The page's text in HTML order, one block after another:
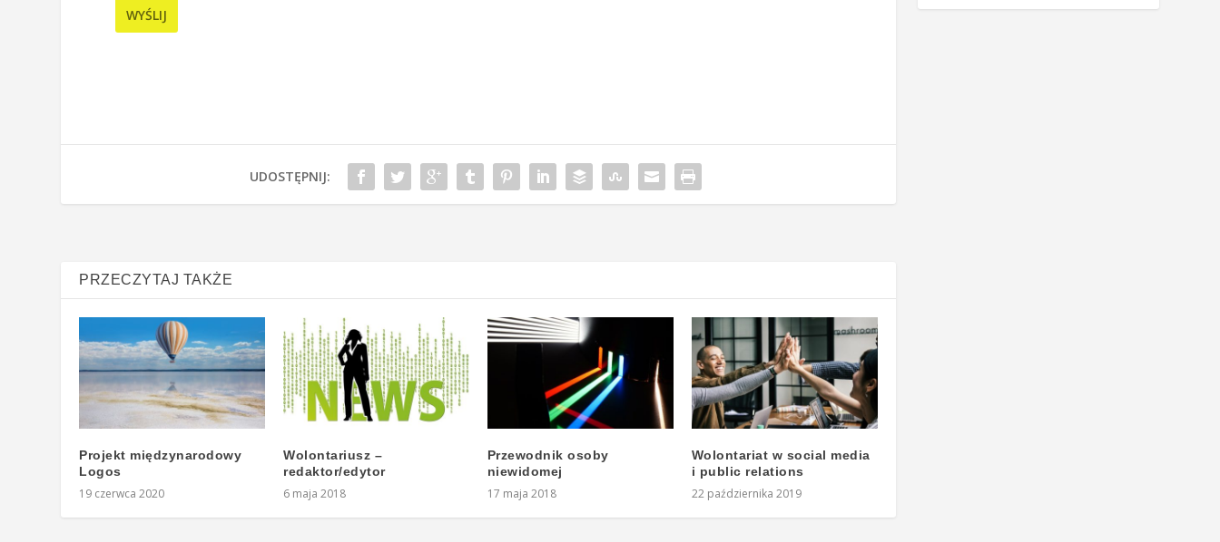
UDOSTĘPNIJ:
PRZECZYTAJ TAKŻE
Projekt międzynarodowy
Logos
19 czerwca 2020
Wolontariusz –
redaktor/edytor
6 maja 2018
Przewodnik osoby
niewidomej
17 maja 2018
Wolontariat w social media
i public relations
22 października 2019